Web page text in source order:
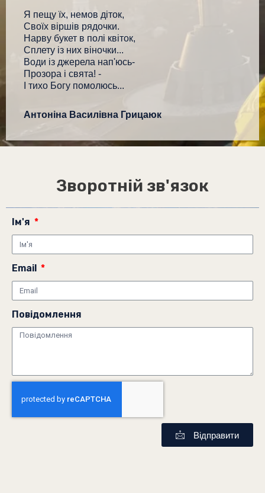
Я пещу їх, немов діток,
Своїх віршів рядочки.
Нарву букет в полі квіток,
Сплету із них віночки...
Води із джерела нап'юсь-
Прозора і свята! -
І тихо Богу помолюсь...
Антоніна Василівна Грицаюк
Зворотній зв'язок
Ім'я
Email
Повідомлення
Відправити